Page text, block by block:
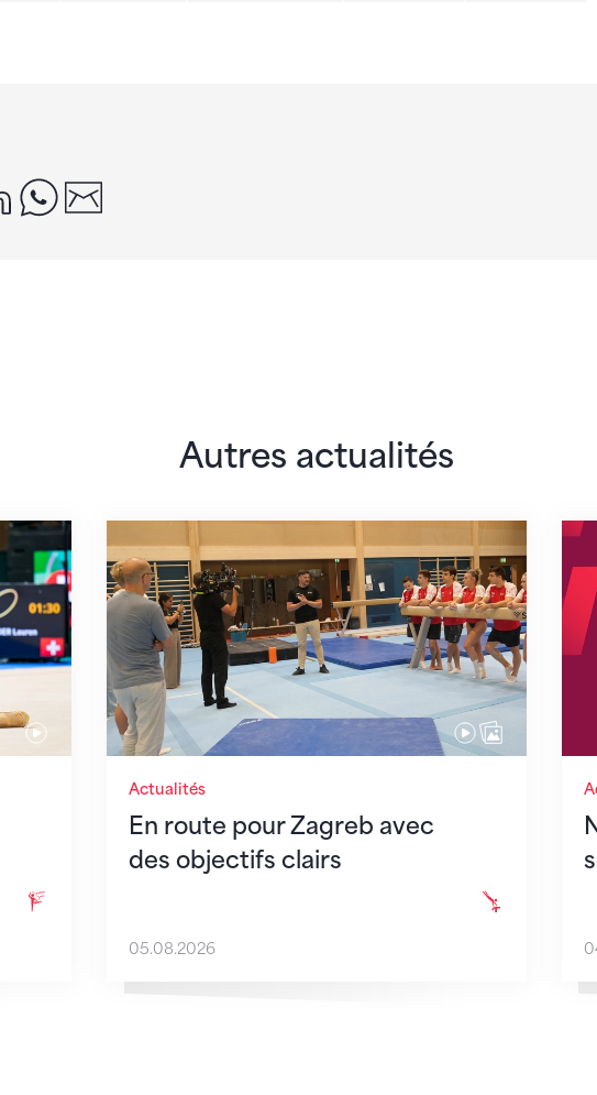
linkedinwhatsapp
Autres actualités
du monde
Actualités
En route pour Zagreb avec
des objectifs clairs
En route pour Zagreb avec des objectifs clairs
05.08.2026